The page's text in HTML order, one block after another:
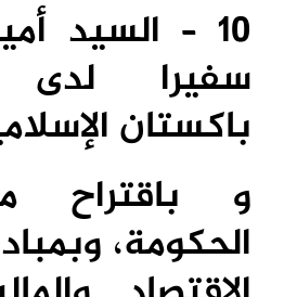
10 – السيد
سفيرا لدى
باكستان
و باقتراح
الحكومة،